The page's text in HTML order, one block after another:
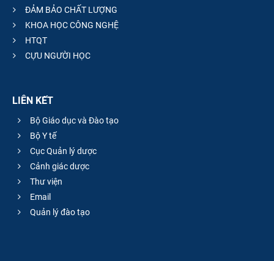
ĐẢM BẢO CHẤT LƯỢNG
KHOA HỌC CÔNG NGHỆ
HTQT
CỰU NGƯỜI HỌC
LIÊN KẾT
Bộ Giáo dục và Đào tạo
Bộ Y tế
Cục Quản lý dược
Cảnh giác dược
Thư viện
Email
Quản lý đào tạo